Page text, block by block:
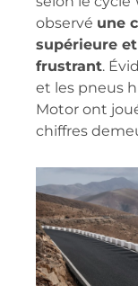
observé une
supérieure
frustrant.
et les pneus
Motor ont
chiffres